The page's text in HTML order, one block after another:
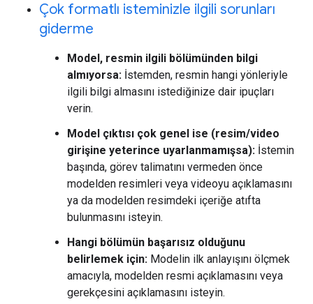
Çok formatlı isteminizle ilgili sorunları
giderme
Model, resmin ilgili bölümünden bilgi
almıyorsa: İstemden, resmin hangi yönleriyle
ilgili bilgi almasını istediğinize dair ipuçları
verin.
Model çıktısı çok genel ise (resim/video
girişine yeterince uyarlanmamışsa): İstemin
başında, görev talimatını vermeden önce
modelden resimleri veya videoyu açıklamasını
ya da modelden resimdeki içeriğe atıfta
bulunmasını isteyin.
Hangi bölümün başarısız olduğunu
belirlemek için: Modelin ilk anlayışını ölçmek
amacıyla, modelden resmi açıklamasını veya
gerekçesini açıklamasını isteyin.